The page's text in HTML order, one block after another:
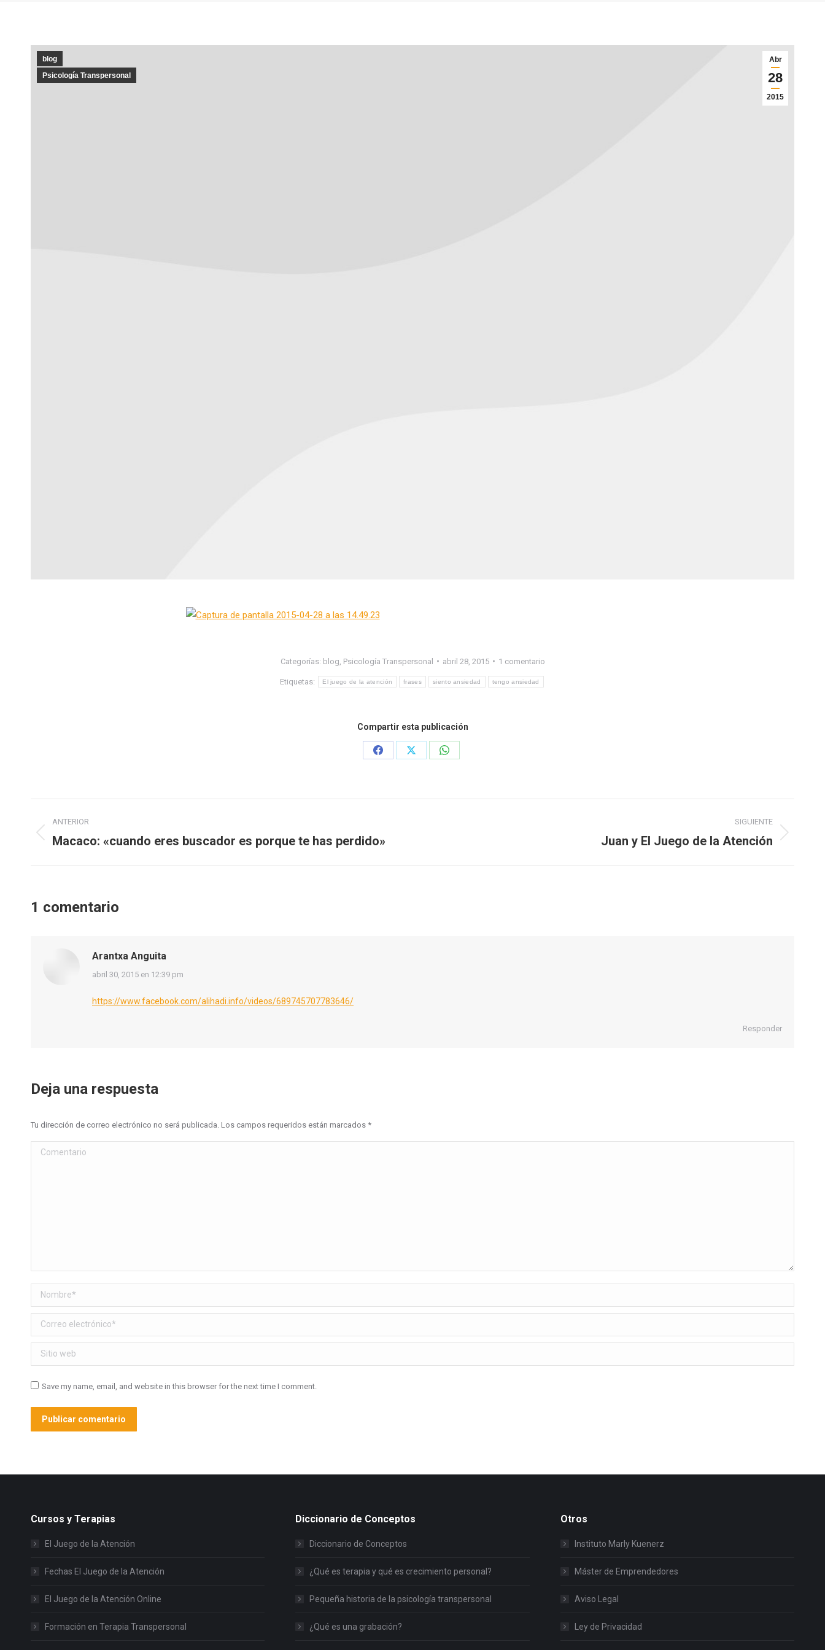
Abr
28
2015
blog
Psicología Transpersonal
Categorías: blog Psicología Transpersonal abril 28, 2015 1 comentario
Etiquetas: El juego de la atención frases siento ansiedad tengo ansiedad
Compartir esta publicación
Share
Share
Share
entre
publicaciones
ANTERIOR
Publicación
Macaco: «cuando eres buscador es porque te has perdido»
SIGUIENTE
Juan y El Juego de la Atención
1 comentario
Arantxa Anguita
dice:
abril 30, 2015 en 12:39 pm
https://www.facebook.com/alihadi.info/videos/689745707783646/
Responder
Deja una respuesta
Tu dirección de correo electrónico no será publicada. Los campos requeridos están marcados *
Comentario
Nombre *
Correo electrónico *
Sitio web
Save my name, email, and website in this browser for the next time I comment.
Publicar comentario
Cursos y Terapias
El Juego de la Atención
Fechas El Juego de la Atención
El Juego de la Atención Online
Formación en Terapia Transpersonal
Diccionario de Conceptos
Diccionario de Conceptos
¿Qué es terapia y qué es crecimiento personal?
Pequeña historia de la psicología transpersonal
¿Qué es una grabación?
Otros
Instituto Marly Kuenerz
Máster de Emprendedores
Aviso Legal
Ley de Privacidad